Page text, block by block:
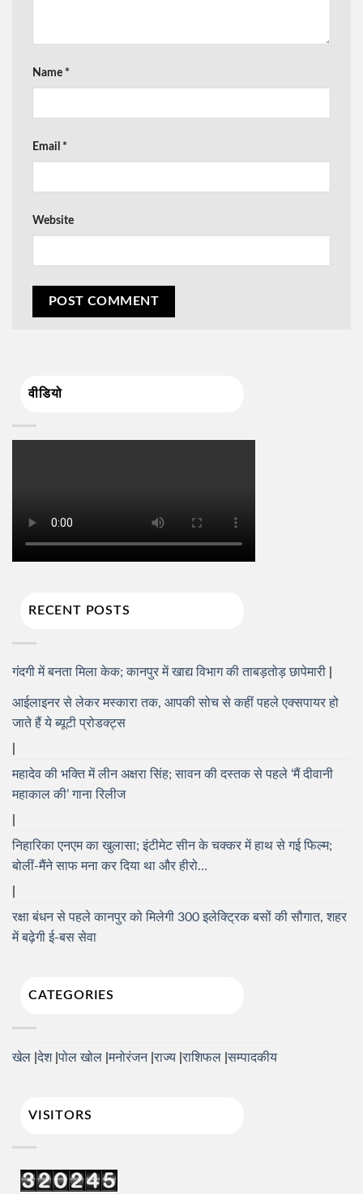
Name *
Email *
Website
वीडियो
RECENT POSTS
गंदगी में बनता मिला केक; कानपुर में खाद्य विभाग की ताबड़तोड़ छापेमारी
आईलाइनर से लेकर मस्कारा तक, आपकी सोच से कहीं पहले एक्सपायर हो
जाते हैं ये ब्यूटी प्रोडक्ट्स
महादेव की भक्ति में लीन अक्षरा सिंह; सावन की दस्तक से पहले ‘मैं दीवानी
महाकाल की’ गाना रिलीज
निहारिका एनएम का खुलासा; इंटीमेट सीन के चक्कर में हाथ से गई फिल्म;
बोलीं-मैंने साफ मना कर दिया था और हीरो…
रक्षा बंधन से पहले कानपुर को मिलेगी 300 इलेक्ट्रिक बसों की सौगात, शहर
में बढ़ेगी ई-बस सेवा
CATEGORIES
खेल देश पोल खोल मनोरंजन राज्य राशिफल सम्पादकीय
VISITORS